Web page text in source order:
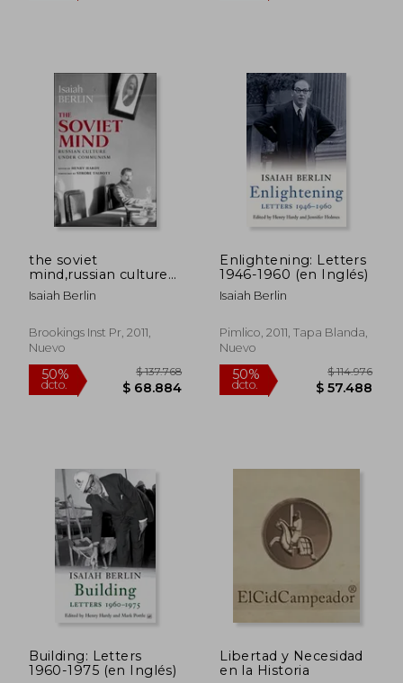
dcto. $ 68.657 dcto.
50%
dcto. $ 41.671
50%
dcto.
the soviet
mind,russian culture
under communism
Isaiah Berlin
Brookings Inst Pr, 2011,
Nuevo
Enlightening: Letters
1946-1960 (en Inglés)
Isaiah Berlin
Pimlico, 2011, Tapa Blanda,
Nuevo
Building: Letters
1960-1975 (en Inglés)
Libertad y Necesidad
en la Historia